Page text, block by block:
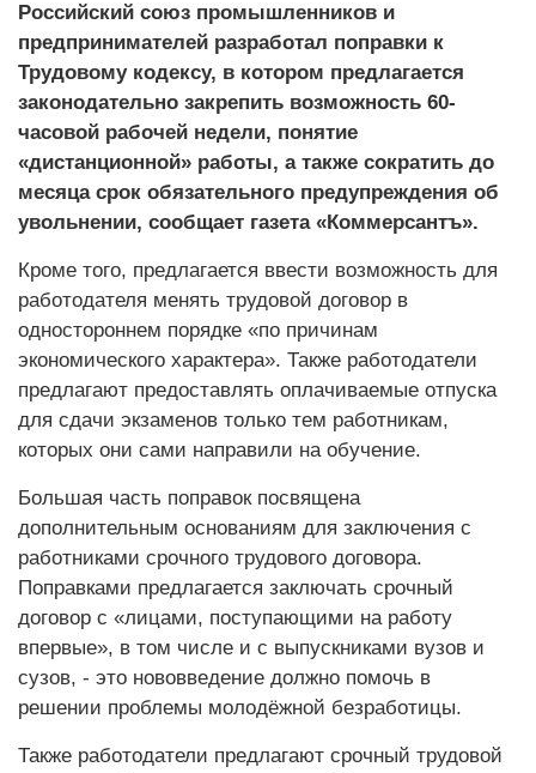
Российский союз промышленников и
предпринимателей разработал поправки к
Трудовому кодексу, в котором предлагается
законодательно закрепить возможность 60-
часовой рабочей недели, понятие
«дистанционной» работы, а также сократить до
месяца срок обязательного предупреждения об
увольнении, сообщает газета «Коммерсантъ».
Кроме того, предлагается ввести возможность для
работодателя менять трудовой договор в
одностороннем порядке «по причинам
экономического характера». Также работодатели
предлагают предоставлять оплачиваемые отпуска
для сдачи экзаменов только тем работникам,
которых они сами направили на обучение.
Большая часть поправок посвящена
дополнительным основаниям для заключения с
работниками срочного трудового договора.
Поправками предлагается заключать срочный
договор с «лицами, поступающими на работу
впервые», в том числе и с выпускниками вузов и
сузов, - это нововведение должно помочь в
решении проблемы молодёжной безработицы.
Также работодатели предлагают срочный трудовой